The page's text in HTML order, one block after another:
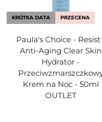
KRÓTKA DATA PRZECENA
Paula's Choice - Resist
Anti-Aging Clear Skin
Hydrator -
Krem na Noc - 50ml
OUTLET